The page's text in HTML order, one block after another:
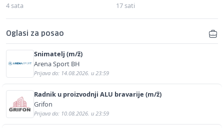
4 sata 17 sati
Oglasi za posao
Snimatelj (m/ž)
Arena Sport BH
Prijava do: 14.08.2026. u 23:59
Radnik u proizvodnji ALU bravarije (m/ž)
Grifon
Prijava do: 10.08.2026. u 23:59